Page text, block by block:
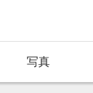
写真